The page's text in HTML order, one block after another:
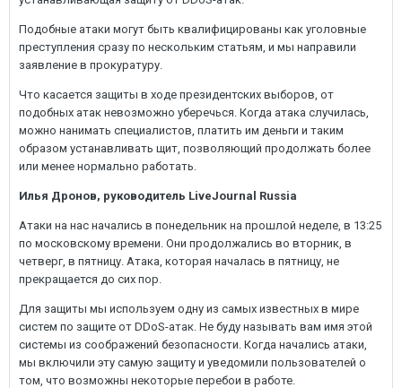
Подобные атаки могут быть квалифицированы как уголовные
преступления сразу по нескольким статьям, и мы направили
заявление в прокуратуру.
Что касается защиты в ходе президентских выборов, от
подобных атак невозможно уберечься. Когда атака случилась,
можно нанимать специалистов, платить им деньги и таким
образом устанавливать щит, позволяющий продолжать более
или менее нормально работать.
Илья Дронов, руководитель LiveJournal Russia
Атаки на нас начались в понедельник на прошлой неделе, в 13:25
по московскому времени. Они продолжались во вторник, в
четверг, в пятницу. Атака, которая началась в пятницу, не
прекращается до сих пор.
Для защиты мы используем одну из самых известных в мире
систем по защите от DDoS-атак. Не буду называть вам имя этой
системы из соображений безопасности. Когда начались атаки,
мы включили эту самую защиту и уведомили пользователей о
том, что возможны некоторые перебои в работе.